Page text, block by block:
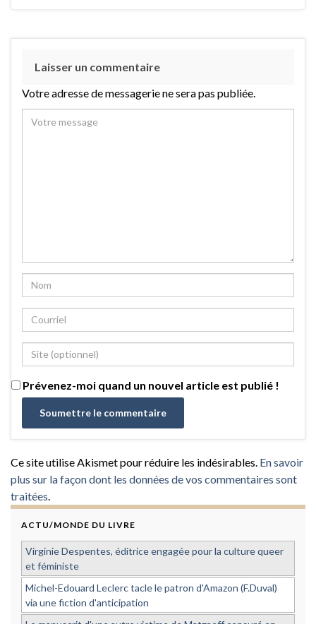
Laisser un commentaire
Votre adresse de messagerie ne sera pas publiée.
Prévenez-moi quand un nouvel article est publié !
Ce site utilise Akismet pour réduire les indésirables. En savoir
plus sur la façon dont les données de vos commentaires sont
traitées
ACTU/MONDE DU LIVRE
Virginie Despentes, éditrice engagée pour la culture queer
et féministe
Michel-Edouard Leclerc tacle le patron d'Amazon (F.Duval)
via une fiction d'anticipation